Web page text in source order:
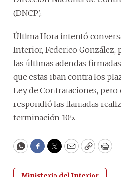
(DNCP).
Última Hora intentó
Interior, Federico González,
las últimas adendas
que estas iban contra los
Ley de Contrataciones,
respondió las llamadas
terminación 105.
WhatsApp
Facebook
Twitter
EmailCopyPrint